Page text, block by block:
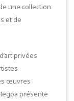
une collection
et de
privées
œuvres
présente